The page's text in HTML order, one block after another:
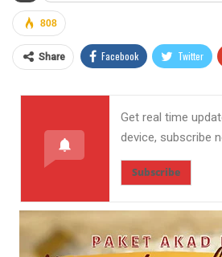
808
Share Facebook Twitter
Get real time
device, subscribe
Subscribe